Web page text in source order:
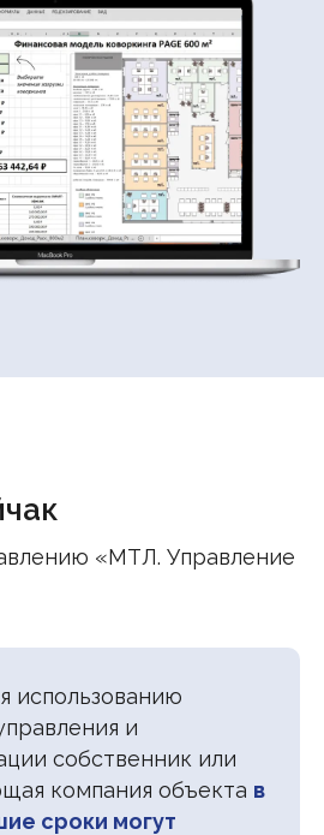
«МТЛ. Управление
использованию
и
собственник или
компания объекта в
сроки могут